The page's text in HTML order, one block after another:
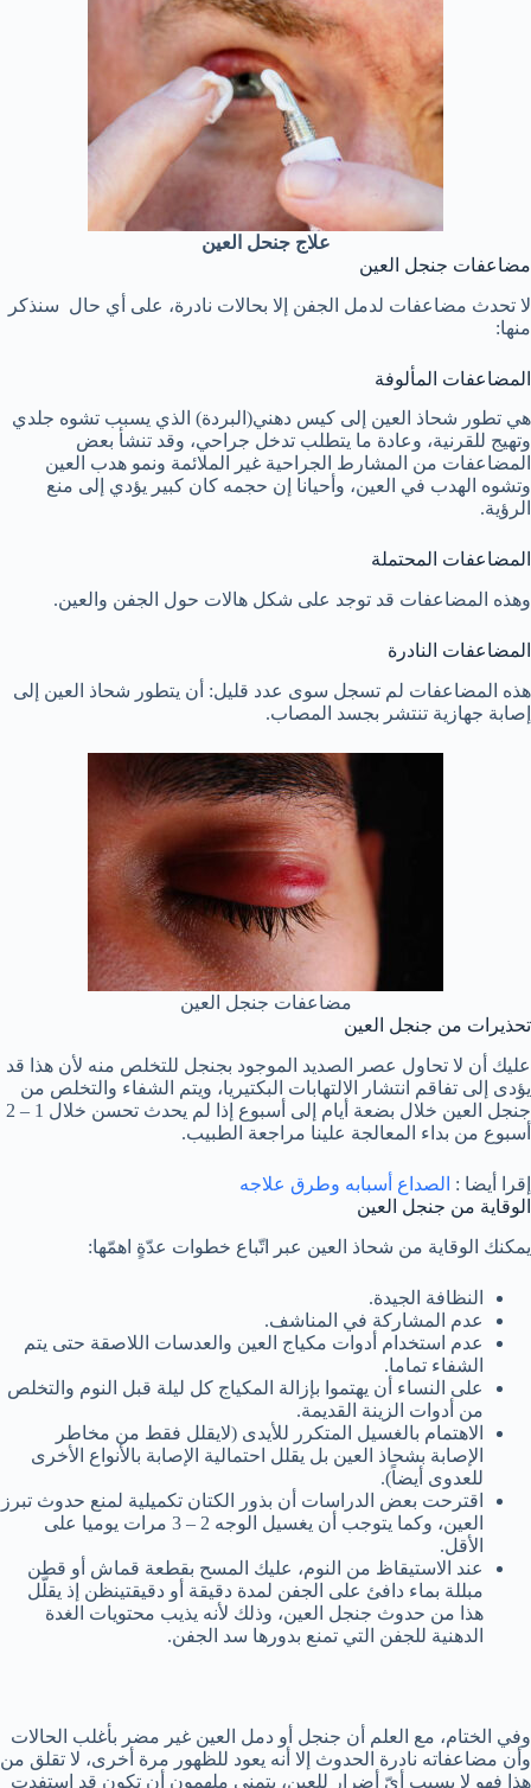
علاج جنحل العين
مضاعفات جنجل العين
لا تحدث مضاعفات لدمل الجفن إلا بحالات نادرة، على أي حال سنذكر
منها:
المضاعفات المألوفة
هي تطور شحاذ العين إلى كيس دهني(البردة) الذي يسبب تشوه جلدي
وتهيج للقرنية، وعادة ما يتطلب تدخل جراحي، وقد تنشأ بعض
المضاعفات من المشارط الجراحية غير الملائمة ونمو هدب العين
وتشوه الهدب في العين، وأحيانا إن حجمه كان كبير يؤدي إلى منع
الرؤية.
المضاعفات المحتملة
وهذه المضاعفات قد توجد على شكل هالات حول الجفن والعين.
المضاعفات النادرة
هذه المضاعفات لم تسجل سوى عدد قليل: أن يتطور شحاذ العين إلى
إصابة جهازية تنتشر بجسد المصاب.
مضاعفات جنجل العين
تحذيرات من جنجل العين
عليك أن لا تحاول عصر الصديد الموجود بجنجل للتخلص منه لأن هذا قد
يؤدى إلى تفاقم انتشار الالتهابات البكتيريا، ويتم الشفاء والتخلص من
جنجل العين خلال بضعة أيام إلى أسبوع إذا لم يحدث تحسن خلال 1 – 2
أسبوع من بداء المعالجة علينا مراجعة الطبيب.
إقرا أيضا : الصداع أسبابه وطرق علاجه
الوقاية من جنجل العين
يمكنك الوقاية من شحاذ العين عبر اتّباع خطوات عدّةٍ اهمّها:
النظافة الجيدة.
عدم المشاركة في المناشف.
عدم استخدام أدوات مكياج العين والعدسات اللاصقة حتى يتم
الشفاء تماما.
على النساء أن يهتموا بإزالة المكياج كل ليلة قبل النوم والتخلص
من أدوات الزينة القديمة.
الاهتمام بالغسيل المتكرر للأيدى (لايقلل فقط من مخاطر
الإصابة بشحاذ العين بل يقلل احتمالية الإصابة بالأنواع الأخرى
للعدوى أيضاً).
اقترحت بعض الدراسات أن بذور الكتان تكميلية لمنع حدوث تبرز
العين، وكما يتوجب أن يغسيل الوجه 2 – 3 مرات يوميا على
الأقل.
عند الاستيقاظ من النوم، عليك المسح بقطعة قماش أو قطن
مبللة بماء دافئ على الجفن لمدة دقيقة أو دقيقتينظن إذ يقلّل
هذا من حدوث جنجل العين، وذلك لأنه يذيب محتويات الغدة
الدهنية للجفن التي تمنع بدورها سد الجفن.
وفي الختام، مع العلم أن جنجل أو دمل العين غير مضر بأغلب الحالات
وأن مضاعفاته نادرة الحدوث إلا أنه يعود للظهور مرة أخرى، لا تقلق من
هذا فهو لا يسبب أيّ أضرار للعين، يتمنى ملهمون أن تكون قد إستفدت